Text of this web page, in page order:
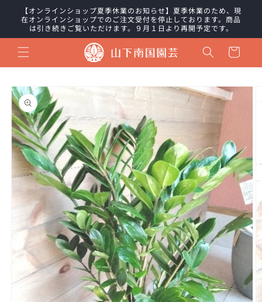
ンツに
進む
【オンラインショップ夏季休業のお知らせ】夏季休業のため、現
在オンラインショップでのご注文受付を停止しております。商品
は引き続きご覧いただけます。９月１日より再開予定です。
カ
ー
ト
商品情
報にス
キップ